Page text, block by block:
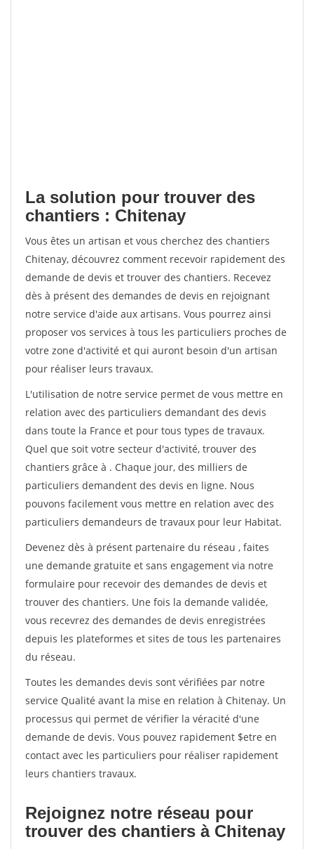
La solution pour trouver des
chantiers : Chitenay
Vous êtes un artisan et vous cherchez des chantiers
Chitenay, découvrez comment recevoir rapidement des
demande de devis et trouver des chantiers. Recevez
dès à présent des demandes de devis en rejoignant
notre service d'aide aux artisans. Vous pourrez ainsi
proposer vos services à tous les particuliers proches de
votre zone d'activité et qui auront besoin d'un artisan
pour réaliser leurs travaux.
L'utilisation de notre service permet de vous mettre en
relation avec des particuliers demandant des devis
dans toute la France et pour tous types de travaux.
Quel que soit votre secteur d'activité, trouver des
chantiers grâce à . Chaque jour, des milliers de
particuliers demandent des devis en ligne. Nous
pouvons facilement vous mettre en relation avec des
particuliers demandeurs de travaux pour leur Habitat.
Devenez dès à présent partenaire du réseau , faites
une demande gratuite et sans engagement via notre
formulaire pour recevoir des demandes de devis et
trouver des chantiers. Une fois la demande validée,
vous recevrez des demandes de devis enregistrées
depuis les plateformes et sites de tous les partenaires
du réseau.
Toutes les demandes devis sont vérifiées par notre
service Qualité avant la mise en relation à Chitenay. Un
processus qui permet de vérifier la véracité d'une
demande de devis. Vous pouvez rapidement $etre en
contact avec les particuliers pour réaliser rapidement
leurs chantiers travaux.
Rejoignez notre réseau pour
trouver des chantiers à Chitenay